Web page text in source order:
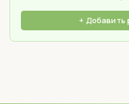
+ Добавить